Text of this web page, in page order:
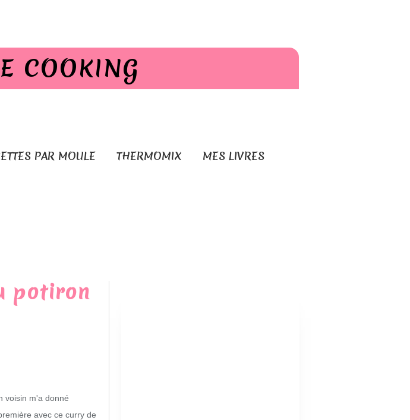
COOKING
PAR MOULE THERMOMIX MES LIVRES
potiron
voisin m'a donné
avec ce curry de